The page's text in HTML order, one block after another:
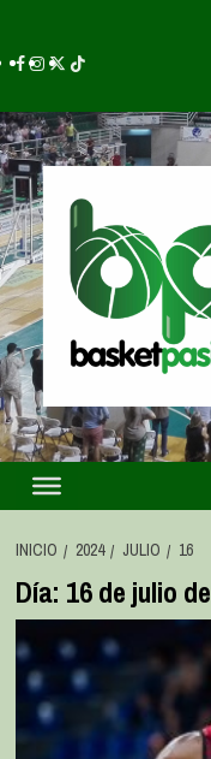
INICIO 2024 JULIO 16
Día: 16 de julio